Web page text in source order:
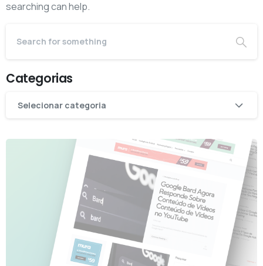
searching can help.
Categorias
Categorias
Selecionar categoria